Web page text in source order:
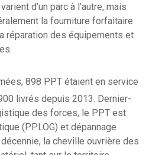
d’un parc à l’autre, mais
la fourniture forfaitaire
réparation des équipements et
898 PPT étaient en service
livrés depuis 2013. Dernier-
des forces, le PPT est
(PPLOG) et dépannage
la cheville ouvrière des